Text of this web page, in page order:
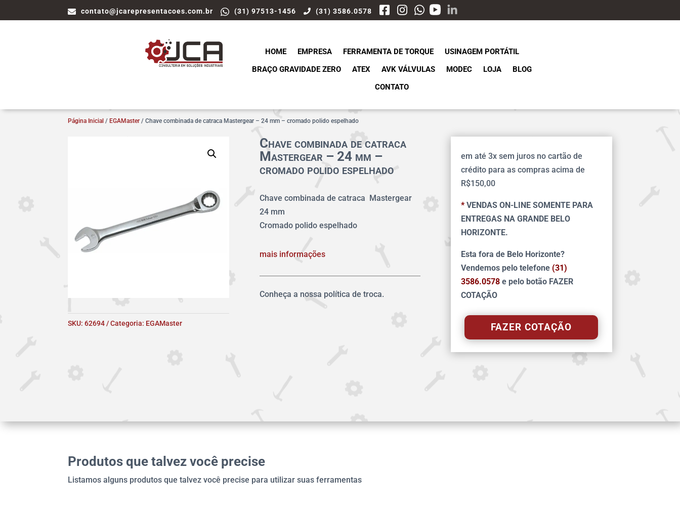
contato@jcarepresentacoes.com.br (31) 97513-1456 (31) 3586.0578
HOME EMPRESA FERRAMENTA DE TORQUE
USINAGEM PORTÁTIL
BRAÇO GRAVIDADE ZERO
ATEX AVK VÁLVULAS MODEC LOJA
BLOG
CONTATO
Página Inicial / EGAMaster / Chave combinada de catraca Mastergear – 24 mm – cromado polido espelhado
SKU:62694 Categoria: EGAMaster
Chave combinada de catraca
Mastergear – 24 mm –
cromado polido espelhado
Chave combinada de catraca Mastergear
24 mm
Cromado polido espelhado
mais informações
Conheça a nossa política de troca.
em até 3x sem juros no cartão de
crédito para as compras acima de
R$150,00
*VENDAS ON-LINE SOMENTE PARA
ENTREGAS NA GRANDE BELO
HORIZONTE.
Esta fora de Belo Horizonte?
Vendemos pelo telefone (31)
3586.0578 e pelo botão FAZER
COTAÇÃO
FAZER COTAÇÃO
Produtos que talvez você precise
Listamos alguns produtos que talvez você precise para utilizar suas ferramentas